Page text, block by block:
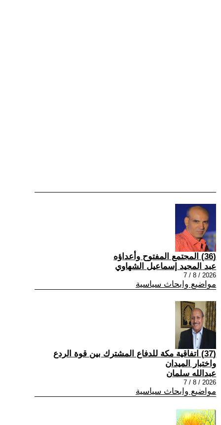
(36) المجتمع المفتوح وأعداؤه
عبد المجيد إسماعيل الشهاوي
2026 / 8 / 7
مواضيع وابحاث سياسية
(37) اتفاقية مكة للدفاع المشترك بين قوة الردع
واختبار الميدان
عبدالله سلمان
2026 / 8 / 7
مواضيع وابحاث سياسية